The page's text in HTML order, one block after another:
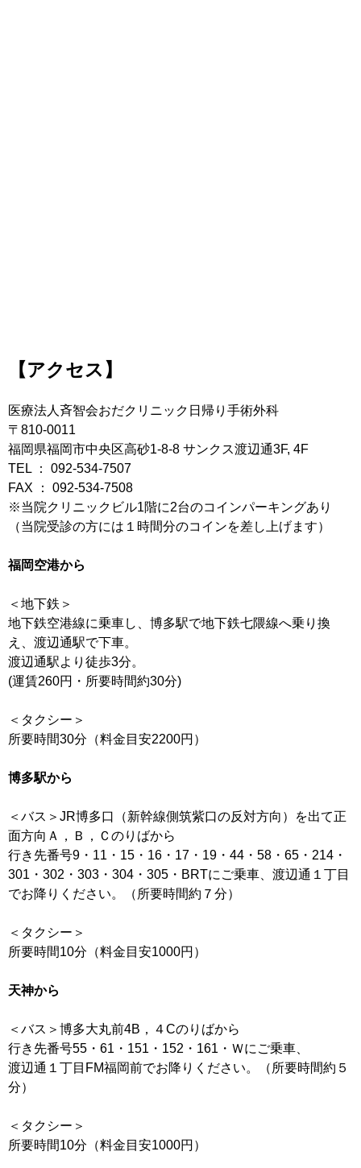
【アクセス】
医療法人斉智会おだクリニック日帰り手術外科
〒810-0011
福岡県福岡市中央区高砂1-8-8 サンクス渡辺通3F, 4F
TEL ： 092-534-7507
FAX ： 092-534-7508
※当院クリニックビル1階に2台のコインパーキングあり
（当院受診の方には１時間分のコインを差し上げます）
福岡空港から
＜地下鉄＞
地下鉄空港線に乗車し、博多駅で地下鉄七隈線へ乗り換
え、渡辺通駅で下車。
渡辺通駅より徒歩3分。
(運賃260円・所要時間約30分)
＜タクシー＞
所要時間30分（料金目安2200円）
博多駅から
＜バス＞JR博多口（新幹線側筑紫口の反対方向）を出て正
面方向Ａ，Ｂ，Ｃのりばから
行き先番号9・11・15・16・17・19・44・58・65・214・
301・302・303・304・305・BRTにご乗車、渡辺通１丁目
でお降りください。（所要時間約７分）
＜タクシー＞
所要時間10分（料金目安1000円）
天神から
＜バス＞博多大丸前4B，４Cのりばから
行き先番号55・61・151・152・161・Ｗにご乗車、
渡辺通１丁目FM福岡前でお降りください。（所要時間約５
分）
＜タクシー＞
所要時間10分（料金目安1000円）